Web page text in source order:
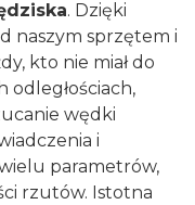
. Dzięki
naszym sprzętem i
kto nie miał do
odległościach,
wędki
i
parametrów,
rzutów. Istotna